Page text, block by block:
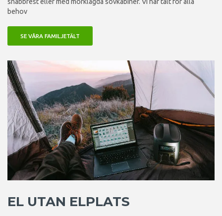
behov
SE VÅRA FAMILJETÄLT
EL UTAN ELPLATS